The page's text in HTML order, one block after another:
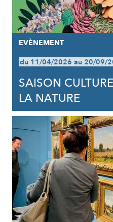
EVÈNEMENT
du 11/04/2026 au 20/09/
SAISON
LA NATURE